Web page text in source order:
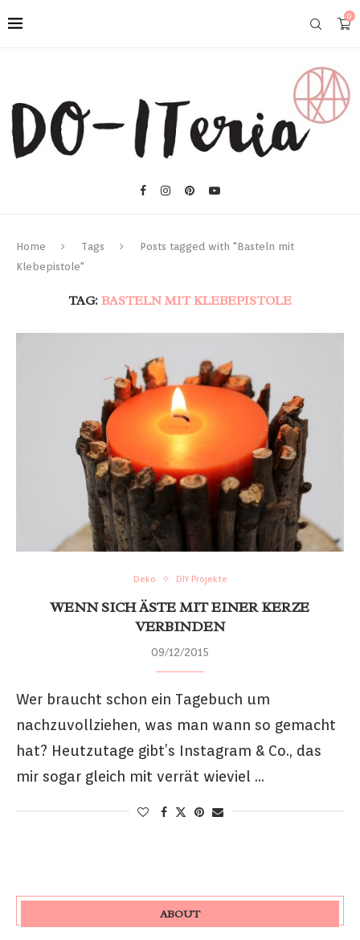
0
Home Tags
Posts tagged with "Basteln mit
Klebepistole"
TAG: BASTELN MIT KLEBEPISTOLE
Deko DIY Projekte
WENN SICH ÄSTE MIT EINER KERZE
VERBINDEN
09/12/2015
Wer braucht schon ein Tagebuch um
nachzuvollziehen, was man wann so gemacht
hat? Heutzutage gibt’s Instagram & Co., das
mir sogar gleich mit verrät wieviel …
ABOUT